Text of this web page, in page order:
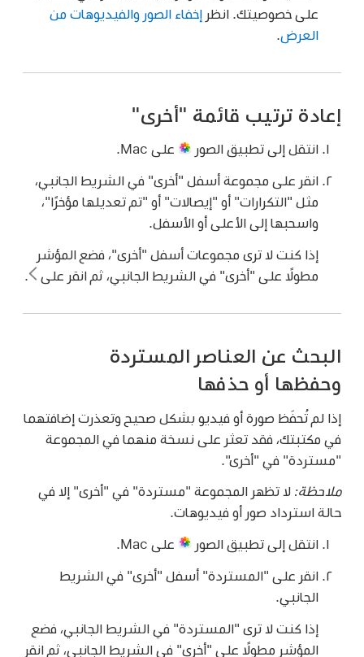
على خصوصيتك. انظرإخفاء الصور والفيديوهات من
العرض
إعادة ترتيب قائمة "أخرى"
انتقل إلى تطبيق الصور على Mac.
انقر على مجموعة أسفل "أخرى" في الشريط الجانبي،
مثل "التكرارات" أو "إيصالات" أو "تم تعديلها مؤخرًا"،
واسحبها إلى الأعلى أو الأسفل.
إذا كنت لا ترى مجموعات أسفل "أخرى"، فضع المؤشر
مطولًا على "أخرى" في الشريط الجانبي، ثم انقر على
البحث عن العناصر المستردة
وحفظها أو حذفها
إذا لم تُحفَظ صورة أو فيديو بشكل صحيح وتعذرت إضافتهما
في مكتبتك، فقد تعثر على نسخة منهما في المجموعة
"مستردة" في "أخرى".
ملاحظة: لا تظهر المجموعة "مستردة" في "أخرى" إلا في
حالة استرداد صور أو فيديوهات.
انتقل إلى تطبيق الصور على Mac.
انقر على "المستردة" أسفل "أخرى" في الشريط
الجانبي.
إذا كنت لا ترى "المستردة" في الشريط الجانبي، فضع
المؤشر مطولًا على "أخرى" في الشريط الجانبي، ثم انقر